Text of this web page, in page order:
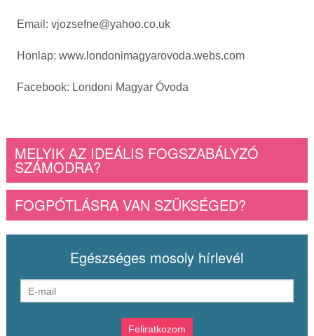
Email: vjozsefne@yahoo.co.uk
Honlap: www.londonimagyarovoda.webs.com
Facebook: Londoni Magyar Óvoda
MELYIK AZ IDEÁLIS FOGSZABÁLYZÓ
SZÁMODRA?
FOGPÓTLÁSRA VAN SZÜKSÉGED?
Egészséges mosoly hírlevél